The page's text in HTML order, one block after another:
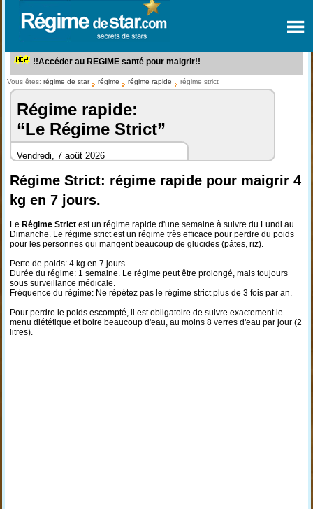
!!Accéder au REGIME santé pour maigrir!!
Vous êtes: régime de star régime régime rapide régime strict
Régime rapide:
“Le Régime Strict”
Vendredi, 7 août 2026
Régime Strict: régime rapide pour maigrir 4
kg en 7 jours.
Le Régime Strict est un régime rapide d'une semaine à suivre du Lundi au
Dimanche. Le régime strict est un régime très efficace pour perdre du poids
pour les personnes qui mangent beaucoup de glucides (pâtes, riz).
Perte de poids: 4 kg en 7 jours.
Durée du régime: 1 semaine. Le régime peut être prolongé, mais toujours
sous surveillance médicale.
Fréquence du régime: Ne répétez pas le régime strict plus de 3 fois par an.
Pour perdre le poids escompté, il est obligatoire de suivre exactement le
menu diététique et boire beaucoup d'eau, au moins 8 verres d'eau par jour (2
litres).